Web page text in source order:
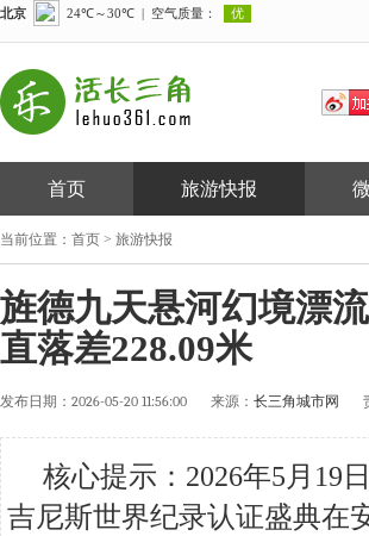
首页 旅游快报
当前位置： 首页 > 旅游快报
旌德九天悬河幻境漂
直落差228.09米
发布日期： 2026-05-20 11:56:00 来源： 长三角城市网
核心提示：2026年5月19
吉尼斯世界纪录认证盛典在